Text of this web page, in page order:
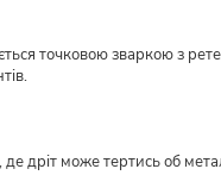
точковою зваркою з
дріт може тертись об